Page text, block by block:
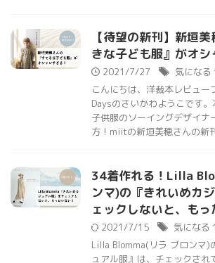
【待望の新刊】新垣
きな子ども服』がオシ
2021/7/27
気になる
こんにちは、洋裁本レビュ
Daysのさいかわようこです。
子供服のソーイングデザイナ
方！miitの新垣美穂さんの新
34着作れる！Lilla
ンマ)の『きれいめカ
ェックしないと、もっ
2021/7/15
気になる
Lilla Blomma(リラ ブロンマ)
ュアル服』は、チェックされ